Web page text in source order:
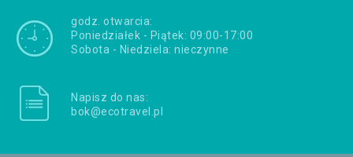
godz. otwarcia:
Poniedziałek - Piątek: 09:00-17:00
Sobota - Niedziela: nieczynne
Napisz do nas:
bok@ecotravel.pl